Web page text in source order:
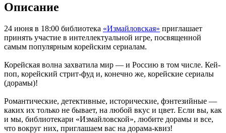
Описание
24 июня в 18:00 библиотека «Измайловская» приглашает
принять участие в интеллектуальной игре, посвященной
самым популярным корейским сериалам.
Корейская волна захватила мир — и Россию в том числе. Кей-
поп, корейский стрит-фуд и, конечно же, корейские сериалы
(дорамы)!
Романтические, детективные, исторические, фэнтезийные —
каких их только не бывает, на любой вкус и цвет. Если вы, как
и мы, библиотекари «Измайловской», любите дорамы и все,
что вокруг них, приглашаем вас на дорама-квиз!